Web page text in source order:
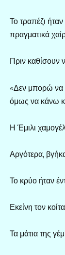
Το τραπέζι
πραγματικά
Πριν καθίσουν
«Δεν μπορώ να
όμως να κάνω
Η Έμιλι
Αργότερα,
Το κρύο ήταν
Εκείνη τον
Τα μάτια της